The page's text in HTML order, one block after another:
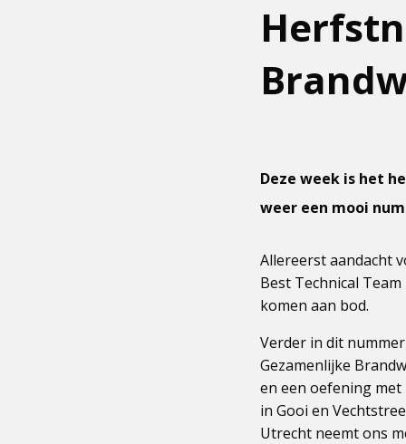
Deze week is het
weer een mooi
Allereerst aandacht
Best Technical
komen aan bod.
Verder in dit
Gezamenlijke
en een oefening met
in Gooi en
Utrecht neemt ons